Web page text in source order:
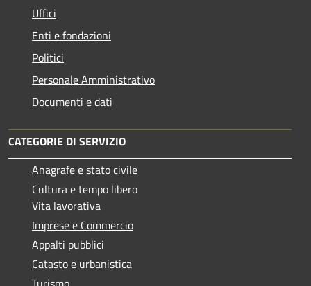
Uffici
Enti e fondazioni
Politici
Personale Amministrativo
Documenti e dati
CATEGORIE DI SERVIZIO
Anagrafe e stato civile
Cultura e tempo libero
Vita lavorativa
Imprese e Commercio
Appalti pubblici
Catasto e urbanistica